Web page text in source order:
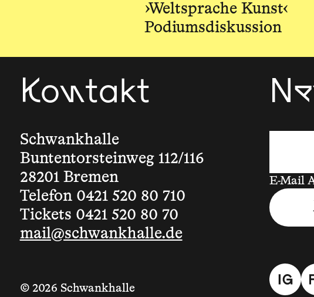
›Weltsprache Kunst‹
Podiumsdiskussion
Kontakt
Schwankhalle
Buntentorsteinweg 112/116
28201 Bremen
Telefon 0421 520 80 710
Tickets 0421 520 80 70
mail@schwankhalle.de
E-Mail
© 2026 Schwankhalle